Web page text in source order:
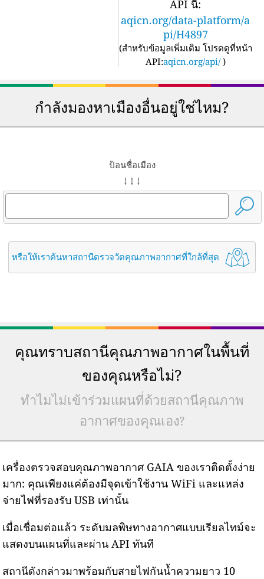
API นี้:
aqicn.org/data-platform/a
pi/H4897
(สำหรับข้อมูลเพิ่มเติม โปรดดูที่หน้า
API:aqicn.org/api/ )
กำลังมองหาเมืองอื่นอยู่ใช่ไหม?
ป้อนชื่อเมือง
↓ ↓ ↓
หรือให้เราค้นหาสถานีตรวจวัดคุณภาพอากาศที่ใกล้ที่สุด
คุณทราบสถานีคุณภาพอากาศในพื้นที่
ของคุณหรือไม่?
ทำไมไม่เข้าร่วมแผนที่ด้วยสถานีคุณภาพ
อากาศของคุณเอง?
เครื่องตรวจสอบคุณภาพอากาศ GAIA ของเราติดตั้งง่าย
มาก: คุณเพียงแค่ต้องมีจุดเข้าใช้งาน WiFi และแหล่ง
จ่ายไฟที่รองรับ USB เท่านั้น
เมื่อเชื่อมต่อแล้ว ระดับมลพิษทางอากาศแบบเรียลไทม์จะ
แสดงบนแผนที่และผ่าน API ทันที
สถานีดังกล่าวมาพร้อมกับสายไฟกันน้ำความยาว 10